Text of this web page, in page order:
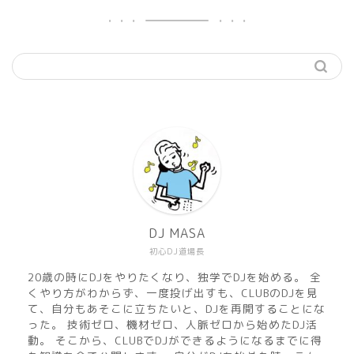
初心DJ道場長
DJ MASA
20歳の時にDJをやりたくなり、独学でDJを始める。 全
くやり方がわからず、一度投げ出すも、CLUBのDJを見
て、自分もあそこに立ちたいと、DJを再開することにな
った。 技術ゼロ、機材ゼロ、人脈ゼロから始めたDJ活
動。 そこから、CLUBでDJができるようになるまでに得
マサのおすすめMusic
DJ MASA Mix